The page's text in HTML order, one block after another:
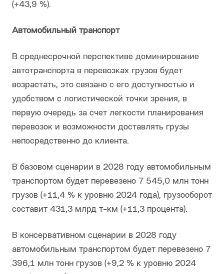
(+43,9 %).
Автомобильный транспорт
В среднесрочной перспективе доминирование
автотранспорта в перевозках грузов будет
возрастать, это связано с его доступностью и
удобством с логистической точки зрения, в
первую очередь за счет легкости планирования
перевозок и возможности доставлять грузы
непосредственно до клиента.
В базовом сценарии в 2028 году автомобильным
транспортом будет перевезено 7 545,0 млн тонн
грузов (+11,4 % к уровню 2024 года), грузооборот
составит 431,3 млрд т-км (+11,3 процента).
В консервативном сценарии в 2028 году
автомобильным транспортом будет перевезено 7
396,1 млн тонн грузов (+9,2 % к уровню 2024